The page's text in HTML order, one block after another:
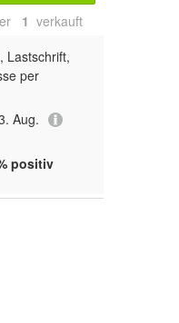
1 verkauft
Lastschrift,
per
Aug.
positiv